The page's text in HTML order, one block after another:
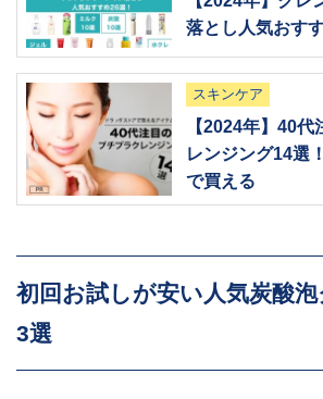
落とし人気おす
スキンケア
【2024年】40
レンジング14選
で買える
初回お試しが安い人気炭酸
3選